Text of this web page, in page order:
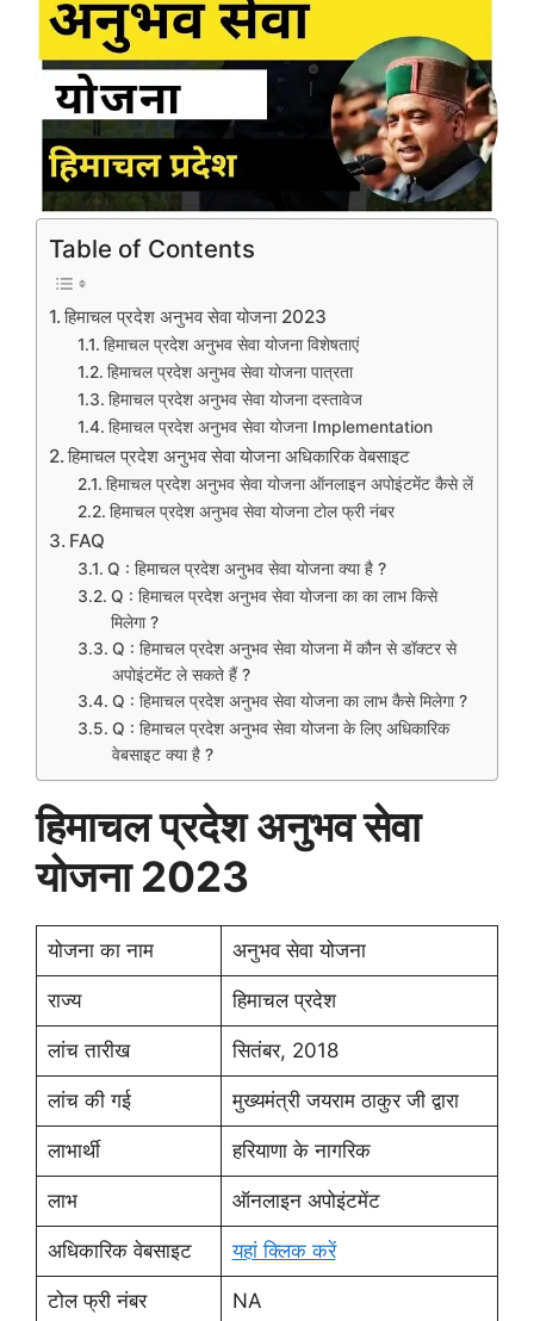
Table of Contents
हिमाचल प्रदेश अनुभव सेवा योजना 2023
हिमाचल प्रदेश अनुभव सेवा योजना विशेषताएं
हिमाचल प्रदेश अनुभव सेवा योजना पात्रता
हिमाचल प्रदेश अनुभव सेवा योजना दस्तावेज
हिमाचल प्रदेश अनुभव सेवा योजना Implementation
हिमाचल प्रदेश अनुभव सेवा योजना अधिकारिक वेबसाइट
हिमाचल प्रदेश अनुभव सेवा योजना ऑनलाइन अपोइंटमेंट कैसे लें
हिमाचल प्रदेश अनुभव सेवा योजना टोल फ्री नंबर
FAQ
Q : हिमाचल प्रदेश अनुभव सेवा योजना क्या है ?
Q : हिमाचल प्रदेश अनुभव सेवा योजना का का लाभ किसे
मिलेगा ?
Q : हिमाचल प्रदेश अनुभव सेवा योजना में कौन से डॉक्टर से
अपोइंटमेंट ले सकते हैं ?
Q : हिमाचल प्रदेश अनुभव सेवा योजना का लाभ कैसे मिलेगा ?
Q : हिमाचल प्रदेश अनुभव सेवा योजना के लिए अधिकारिक
वेबसाइट क्या है ?
हिमाचल प्रदेश अनुभव सेवा
योजना 2023
योजना का नाम अनुभव सेवा योजना
राज्य हिमाचल प्रदेश
लांच तारीख सितंबर, 2018
लांच की गई मुख्यमंत्री जयराम ठाकुर जी द्वारा
लाभार्थी हरियाणा के नागरिक
लाभ ऑनलाइन अपोइंटमेंट
अधिकारिक वेबसाइट यहां क्लिक करें
टोल फ्री नंबर NA